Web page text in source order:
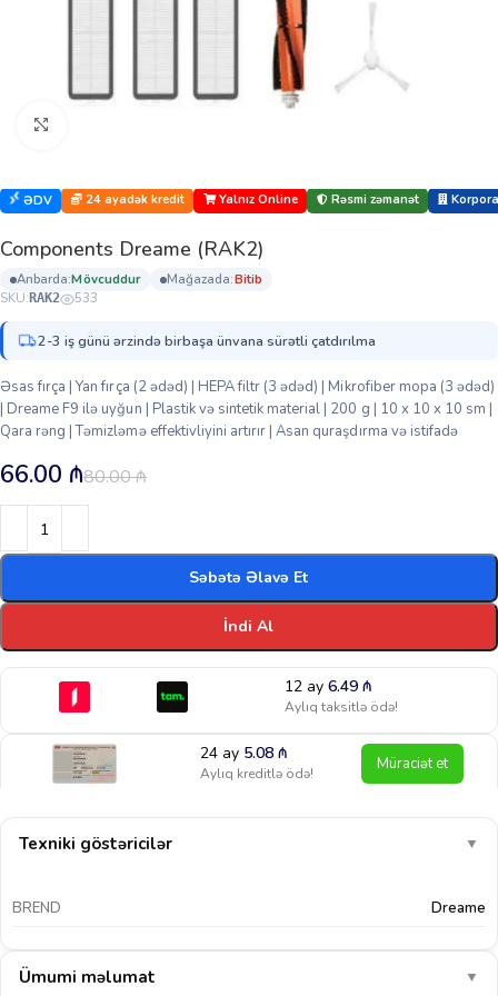
ƏDV 24 ayadək kredit Yalnız Online Rəsmi zəmanət
Components Dreame (RAK2)
anbarda: mövcuddur mağazada:
bi̇ti̇b
SKU: RAK2 533
2-3 iş günü ərzində birbaşa ünvana sürətli çatdırılma
Əsas fırça | Yan fırça (2 ədəd) | HEPA filtr (3 ədəd) | Mikrofiber mopa (3 ədəd)
| Dreame F9 ilə uyğun | Plastik və sintetik material | 200 g | 10 x 10 x 10 sm |
Qara rəng | Təmizləmə effektivliyini artırır | Asan quraşdırma və istifadə
80.00₼
66.00 ₼
Səbətə Əlavə Et
İndi Al
12 ay 6.49 ₼
Aylıq taksitlə ödə!
24 ay 5.08₼
Aylıq kreditlə ödə! Müraciət et
Texniki göstəricilər ▼
BREND Dreame
Ümumi məlumat ▼